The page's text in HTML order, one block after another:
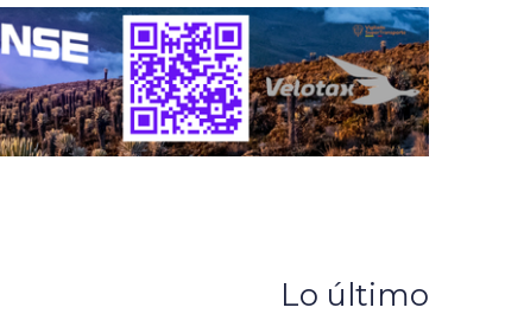
Lo último